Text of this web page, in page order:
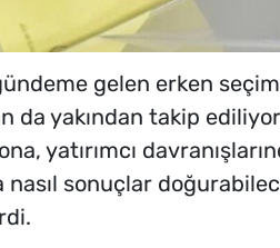
gelen erken seçim
da yakından takip
yatırımcı
sonuçlar